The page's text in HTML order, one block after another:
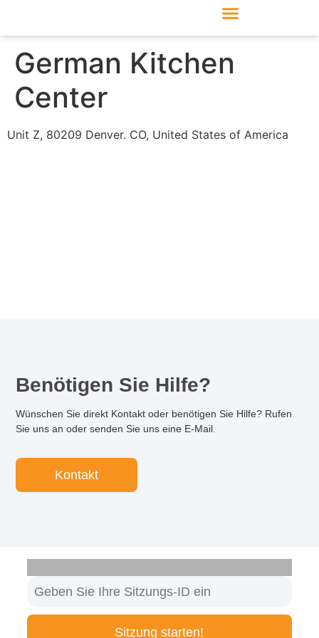
German Kitchen
Center
Unit Z, 80209 Denver. CO, United States of America
Benötigen Sie Hilfe?
Wünschen Sie direkt Kontakt oder benötigen Sie Hilfe? Rufen
Sie uns an oder senden Sie uns eine E-Mail.
Kontakt
Sitzung starten!